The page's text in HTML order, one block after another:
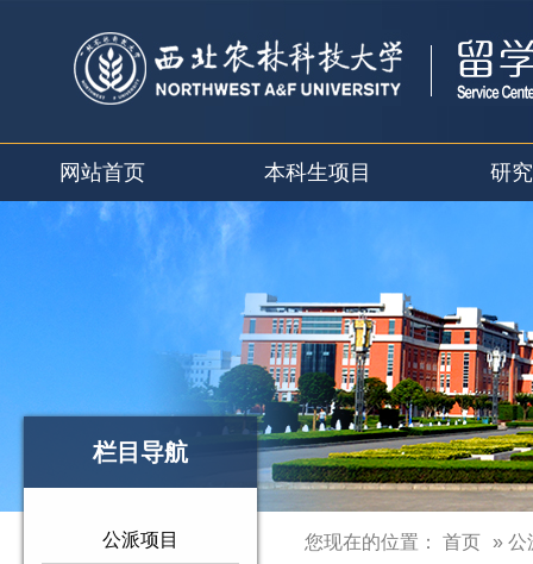
网站首页 本科生项目 研
栏目导航
公派项目 您现在的位置： 首页 » 公